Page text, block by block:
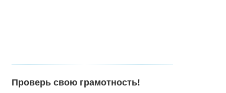
Проверь свою грамотность!